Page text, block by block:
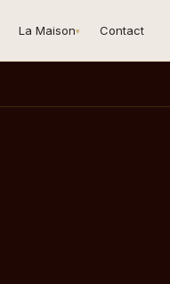
La Maison▾ Contact